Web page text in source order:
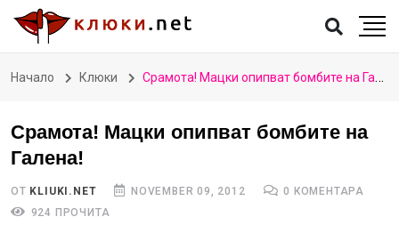
Начало Клюки Срамота! Мацки опипват бомбите на Галена!
Срамота! Мацки опипват бомбите на
Галена!
ОТ KLIUKI.NET NOVEMBER 09, 2012
0 КОМЕНТАРА
924 ПРОЧИТА